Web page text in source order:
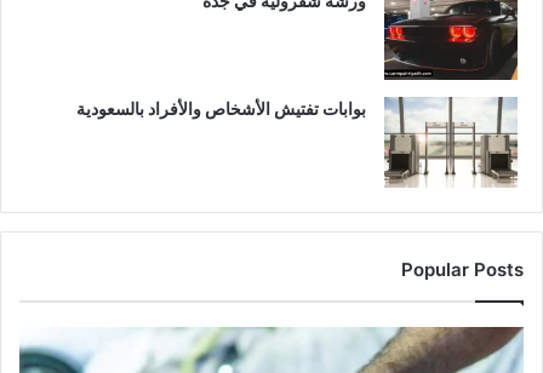
بوابات تفتيش الأشخاص والأفراد بالسعودية
Popular Posts